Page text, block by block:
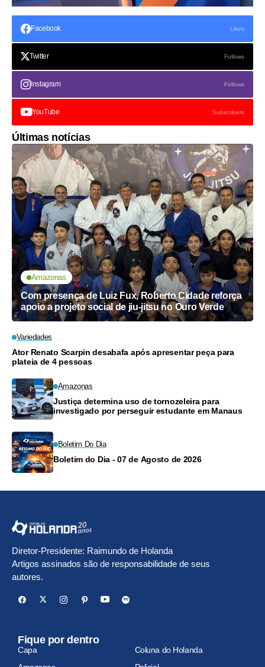
Facebook Likes
Twitter Follows
Instagram Follows
YouTube Subscribers
Últimas notícias
Amazonas
Com presença de Luiz Fux, Roberto Cidade reforça
apoio a projeto social de jiu-jitsu no Ouro Verde
Variedades
Ator Renato Scarpin desabafa após apresentar peça para
plateia de 4 pessoas
Amazonas
Justiça determina uso de tornozeleira para
investigado por perseguir estudante em Manaus
Boletim Do Dia
Boletim do Dia - 07 de Agosto de 2026
Diretor-Presidente: Raimundo de Holanda
Artigos assinados são de responsabilidade de seus
autores.
Fique por dentro
Capa
Coluna do Holanda